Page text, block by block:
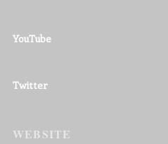
YouTube
Twitter
WEBSITE